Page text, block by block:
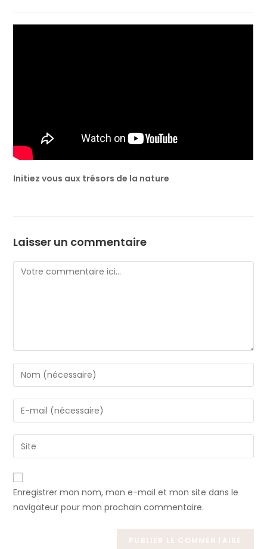
Initiez vous aux trésors de la nature
Laisser un commentaire
Enregistrer mon nom, mon e-mail et mon site dans le
navigateur pour mon prochain commentaire.